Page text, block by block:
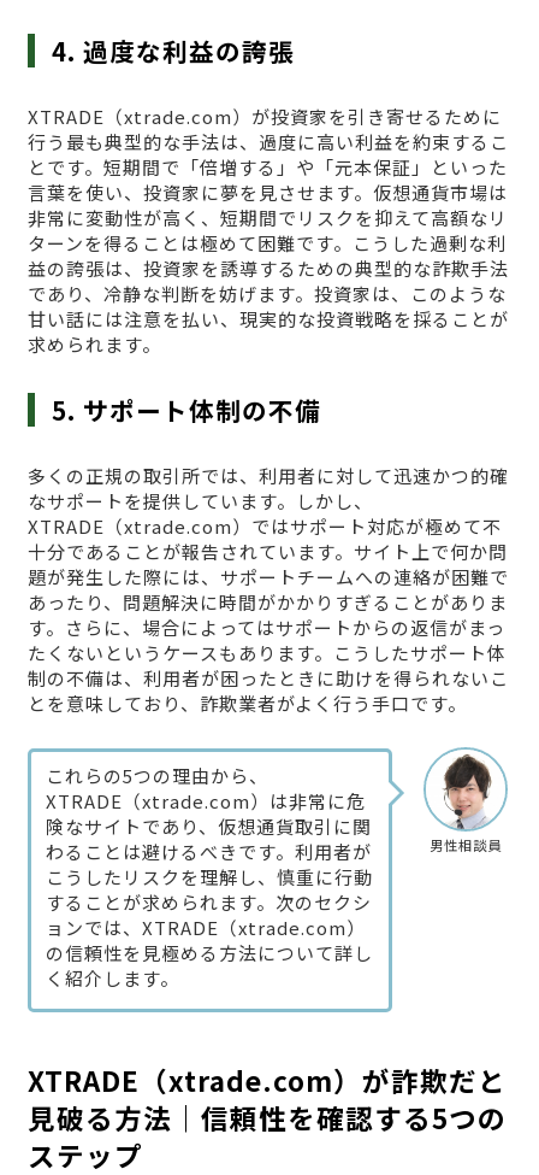
4. 過度な利益の誇張
XTRADE（xtrade.com）が投資家を引き寄せるために
行う最も典型的な手法は、過度に高い利益を約束するこ
とです。短期間で「倍増する」や「元本保証」といった
言葉を使い、投資家に夢を見させます。仮想通貨市場は
非常に変動性が高く、短期間でリスクを抑えて高額なリ
ターンを得ることは極めて困難です。こうした過剰な利
益の誇張は、投資家を誘導するための典型的な詐欺手法
であり、冷静な判断を妨げます。投資家は、このような
甘い話には注意を払い、現実的な投資戦略を採ることが
求められます。
5. サポート体制の不備
多くの正規の取引所では、利用者に対して迅速かつ的確
なサポートを提供しています。しかし、
XTRADE（xtrade.com）ではサポート対応が極めて不
十分であることが報告されています。サイト上で何か問
題が発生した際には、サポートチームへの連絡が困難で
あったり、問題解決に時間がかかりすぎることがありま
す。さらに、場合によってはサポートからの返信がまっ
たくないというケースもあります。こうしたサポート体
制の不備は、利用者が困ったときに助けを得られないこ
とを意味しており、詐欺業者がよく行う手口です。
男性相談員
これらの5つの理由から、
XTRADE（xtrade.com）は非常に危
険なサイトであり、仮想通貨取引に関
わることは避けるべきです。利用者が
こうしたリスクを理解し、慎重に行動
することが求められます。次のセクシ
ョンでは、XTRADE（xtrade.com）
の信頼性を見極める方法について詳し
く紹介します。
XTRADE（xtrade.com）が詐欺だと
見破る方法｜信頼性を確認する5つの
ステップ